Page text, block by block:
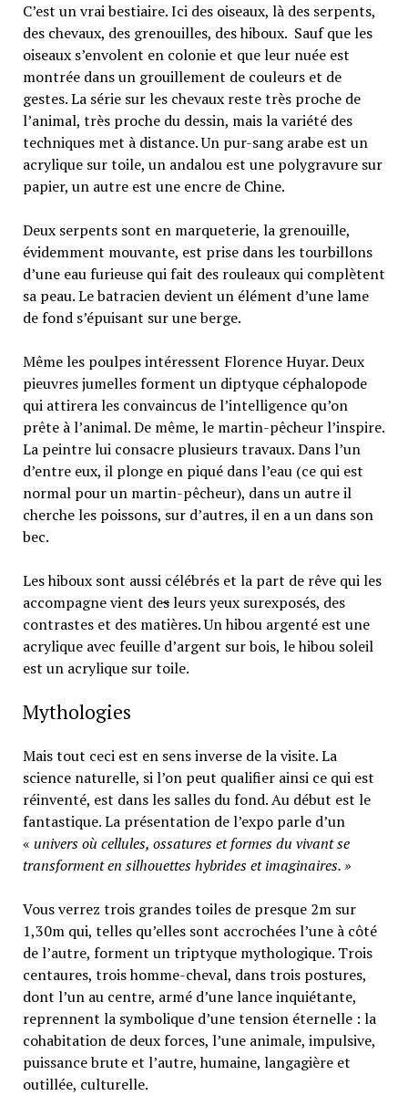
C’est un vrai bestiaire. Ici des oiseaux, là des serpents,
des chevaux, des grenouilles, des hiboux. Sauf que les
oiseaux s’envolent en colonie et que leur nuée est
montrée dans un grouillement de couleurs et de
gestes. La série sur les chevaux reste très proche de
l’animal, très proche du dessin, mais la variété des
techniques met à distance. Un pur-sang arabe est un
acrylique sur toile, un andalou est une polygravure sur
papier, un autre est une encre de Chine.
Deux serpents sont en marqueterie, la grenouille,
évidemment mouvante, est prise dans les tourbillons
d’une eau furieuse qui fait des rouleaux qui complètent
sa peau. Le batracien devient un élément d’une lame
de fond s’épuisant sur une berge.
Même les poulpes intéressent Florence Huyar. Deux
pieuvres jumelles forment un diptyque céphalopode
qui attirera les convaincus de l’intelligence qu’on
prête à l’animal. De même, le martin-pêcheur l’inspire.
La peintre lui consacre plusieurs travaux. Dans l’un
d’entre eux, il plonge en piqué dans l’eau (ce qui est
normal pour un martin-pêcheur), dans un autre il
cherche les poissons, sur d’autres, il en a un dans son
bec.
Les hiboux sont aussi célébrés et la part de rêve qui les
accompagne vient desleurs yeux surexposés, des
contrastes et des matières. Un hibou argenté est une
acrylique avec feuille d’argent sur bois, le hibou soleil
est un acrylique sur toile.
Mythologies
Mais tout ceci est en sens inverse de la visite. La
science naturelle, si l’on peut qualifier ainsi ce qui est
réinventé, est dans les salles du fond. Au début est le
fantastique. La présentation de l’expo parle d’un
« univers où cellules, ossatures et formes du vivant se
transforment en silhouettes hybrides et imaginaires. »
Vous verrez trois grandes toiles de presque 2m sur
1,30m qui, telles qu’elles sont accrochées l’une à côté
de l’autre, forment un triptyque mythologique. Trois
centaures, trois homme-cheval, dans trois postures,
dont l’un au centre, armé d’une lance inquiétante,
reprennent la symbolique d’une tension éternelle : la
cohabitation de deux forces, l’une animale, impulsive,
puissance brute et l’autre, humaine, langagière et
outillée, culturelle.